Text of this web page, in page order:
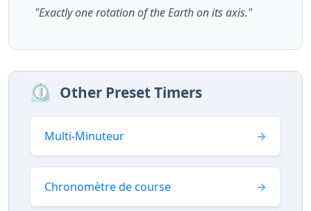
"Exactly one rotation of the Earth on its axis."
⏲️ Other Preset Timers
Multi-Minuteur
Chronomètre de course